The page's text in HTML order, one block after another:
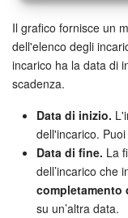
Gruppi di
Incarichi e
Progetti IA
CRM
Il grafico fornisce un
dell'elenco degli
incarico ha la data di
scadenza.
Data di inizio.
dell'incarico.
Data di fine. La
dell’incarico che
completamento
su un’altra data.